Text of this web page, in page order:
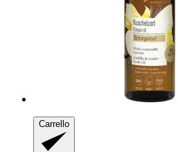
Carrello